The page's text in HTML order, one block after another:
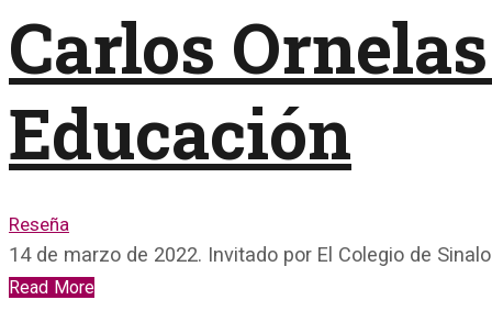
Carlos
Educación
Reseña
14 de marzo de 2022. Invitado por El Colegio de
Read More